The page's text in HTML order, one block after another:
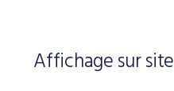
Affichage sur site